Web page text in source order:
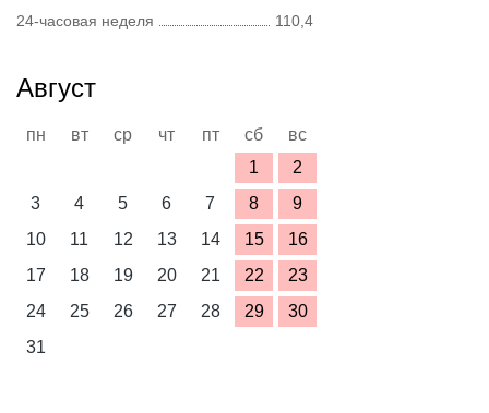
24-часовая неделя
110,4
Август
пн вт ср чт пт сб
вс
1
2
3
4 5 6 7 8
9
10
11 12 13 14 15
16
17
18 19 20 21 22
23
24
25 26 27 28 29
30
31